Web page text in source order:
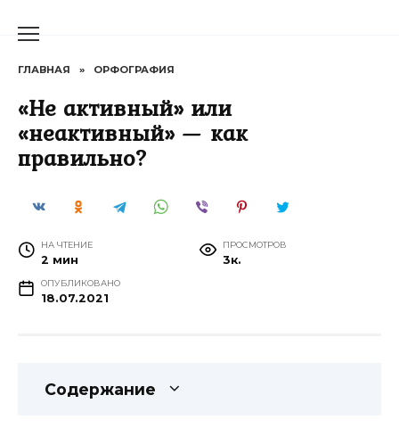
ГЛАВНАЯ » ОРФОГРАФИЯ
«Не активный» или
«неактивный» — как
правильно?
НА ЧТЕНИЕ
2 мин
ПРОСМОТРОВ
3к.
ОПУБЛИКОВАНО
18.07.2021
Содержание